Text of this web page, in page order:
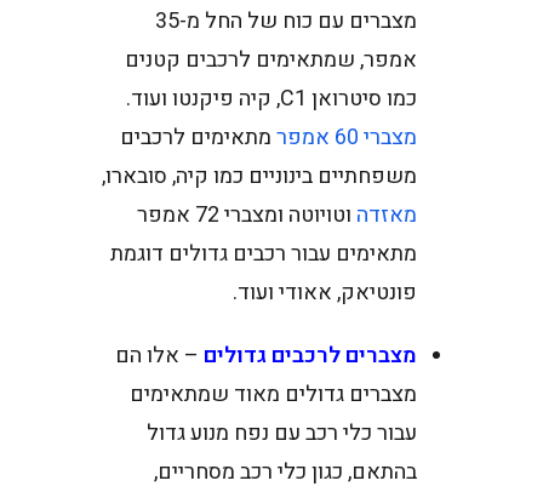
מצברים עם כוח של החל מ-35
אמפר, שמתאימים לרכבים קטנים
כמו סיטרואן C1, קיה פיקנטו ועוד.
מצברי 60 אמפר
מתאימים לרכבים
משפחתיים בינוניים כמו קיה, סובארו,
מאזדה
וטויוטה ומצברי 72 אמפר
מתאימים עבור רכבים גדולים דוגמת
פונטיאק, אאודי ועוד.
מצברים לרכבים גדולים – אלו הם
מצברים גדולים מאוד שמתאימים
עבור כלי רכב עם נפח מנוע גדול
בהתאם, כגון כלי רכב מסחריים,